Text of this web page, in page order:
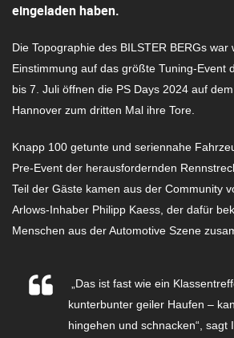
eingeladen haben.
Die Topographie des BILSTER BERGs
Einstimmung auf das größte Tuning-Event
bis 7. Juli öffnen die PS Days 2024 auf
Hannover zum dritten Mal ihre Tore.
Knapp 100 getunte und seriennahe
Pre-Event der herausfordernden
Teil der Gäste kamen aus der Community
Arlows-Inhaber Philipp Kaess, der dafür
Menschen aus der Automotive Szene
„Das ist fast wie ein
kunterbunter geiler Haufen –
hingehen und schnacken“, sagt